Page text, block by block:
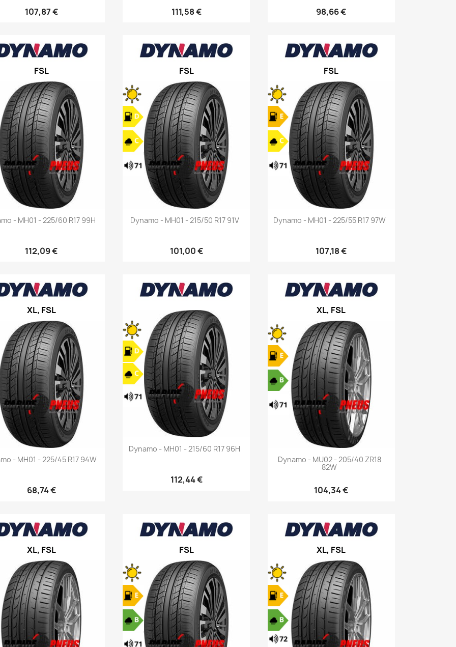
107,87 € 111,58 € 98,66 €
FSL
Aperçu rapide
- MH01 - 225/60 R17 99H
112,09 €
FSL
Aperçu rapide
Dynamo - MH01 - 215/50 R17 91V
101,00 €
FSL
Aperçu rapide
Dynamo - MH01 - 225/55 R17 97W
107,18 €
XL, FSL
Aperçu rapide
- MH01 - 225/45 R17 94W
68,74 €
Aperçu rapide
Dynamo - MH01 - 215/60 R17 96H
112,44 €
XL, FSL
Aperçu rapide
Dynamo - MU02 - 205/40 ZR18
82W
104,34 €
XL, FSL FSL XL, FSL